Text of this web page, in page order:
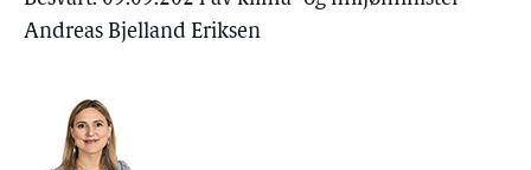
Andreas Bjelland Eriksen